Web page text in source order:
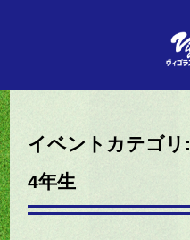
イベントカテゴリ:
4年生